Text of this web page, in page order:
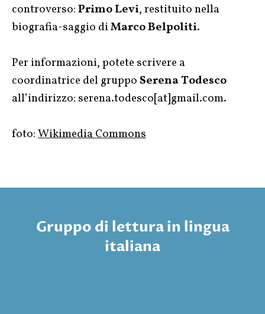
controverso:Primo Levi, restituito nella
biografia-saggio diMarco Belpoliti.
Per informazioni, potete scrivere a
coordinatrice del gruppoSerena Todesco
all’indirizzo: serena.todesco[at]gmail.com.
foto:Wikimedia Commons
Gruppo di lettura in lingua
italiana